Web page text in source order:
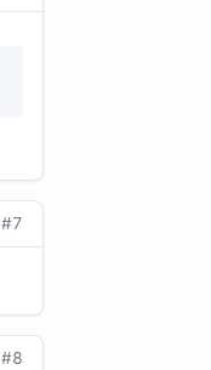
#7
#8